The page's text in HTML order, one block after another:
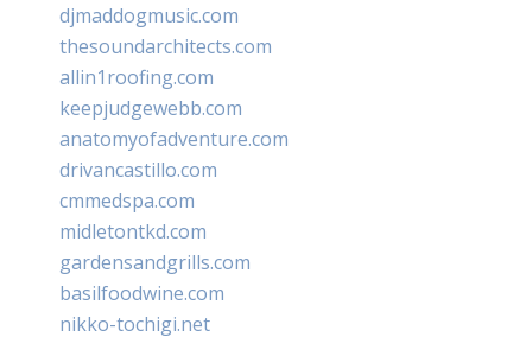
djmaddogmusic.com
thesoundarchitects.com
allin1roofing.com
keepjudgewebb.com
anatomyofadventure.com
drivancastillo.com
cmmedspa.com
midletontkd.com
gardensandgrills.com
basilfoodwine.com
nikko-tochigi.net